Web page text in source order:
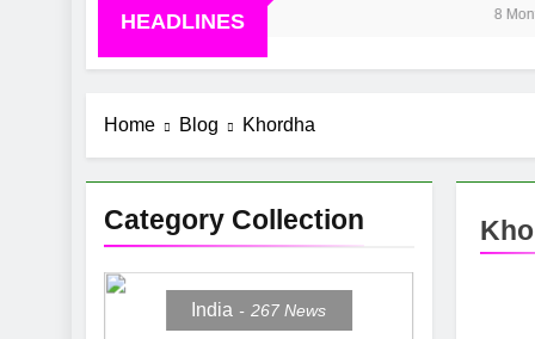
HEADLINES 8 Months
Home Blog Khordha
Category Collection
India 267News